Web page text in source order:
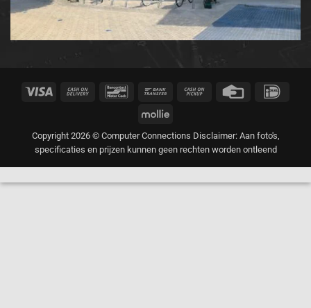
Visa
Cash
Bancontact Bank
Cash
Credit
Mollie
Copyright 2026 © Computer Connections Disclaimer: Aan foto's,
specificaties en prijzen kunnen geen rechten worden ontleend